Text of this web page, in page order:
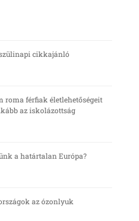
szülinapi cikkajánló
roma férfiak életlehetőségeit
az iskolázottság
a határtalan Európa?
az ózonlyuk